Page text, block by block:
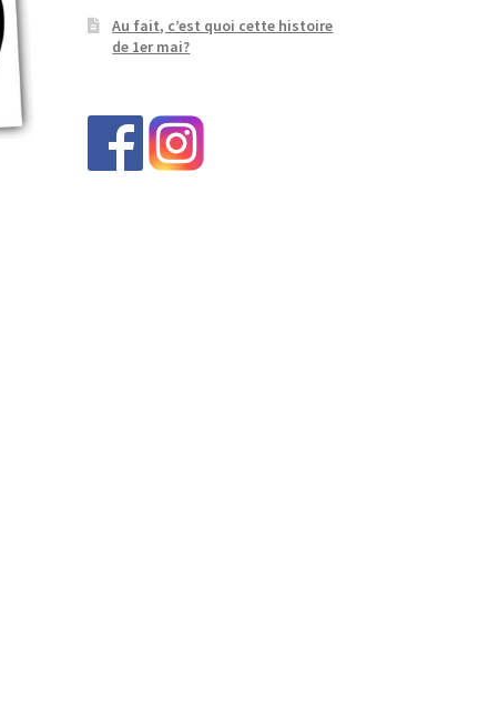
Au fait, c’est quoi cette histoire
de 1er mai?